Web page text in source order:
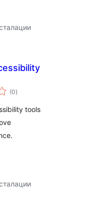
(0общо
оценки
)
tools